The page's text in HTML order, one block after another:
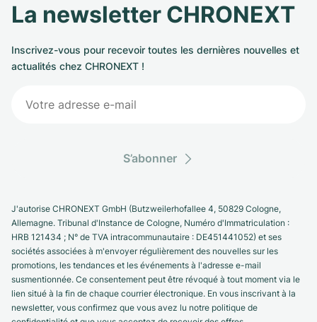
La newsletter CHRONEXT
Inscrivez-vous pour recevoir toutes les dernières nouvelles et
actualités chez CHRONEXT !
S’abonner
J'autorise CHRONEXT GmbH (Butzweilerhofallee 4, 50829 Cologne,
Allemagne. Tribunal d'Instance de Cologne, Numéro d'Immatriculation :
HRB 121434 ; N° de TVA intracommunautaire : DE451441052) et ses
sociétés associées à m'envoyer régulièrement des nouvelles sur les
promotions, les tendances et les événements à l'adresse e-mail
susmentionnée. Ce consentement peut être révoqué à tout moment via le
lien situé à la fin de chaque courrier électronique. En vous inscrivant à la
newsletter, vous confirmez que vous avez lu notre politique de